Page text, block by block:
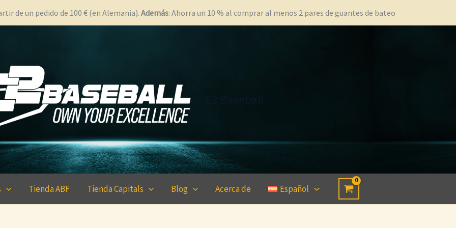
de un pedido de 100 € (en Alemania). Además: Ahorra un 10 % al comprar al menos 2 pares de guantes de bateo
C2 Baseball
Tienda ABF Tienda Capitals Blog Acerca de Español